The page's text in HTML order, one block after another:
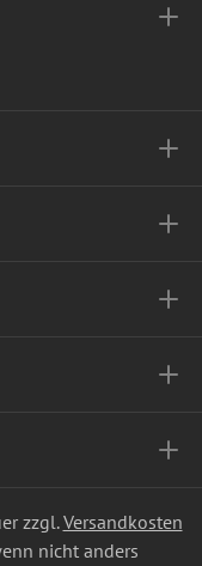
zzgl.Versandkosten
nicht anders